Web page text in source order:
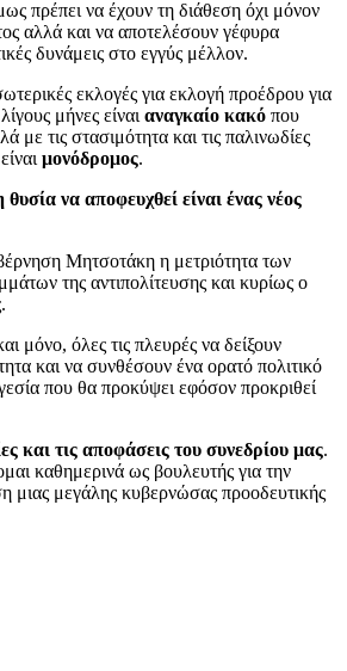
πρέπει να έχουν τη διάθεση όχι μόνον
αλλά και να αποτελέσουν γέφυρα
δυνάμεις στο εγγύς μέλλον.
εκλογές για εκλογή προέδρου για
μήνες είναι αναγκαίο κακό που
με τις στασιμότητα και τις παλινωδίες
μονόδρομος.
να αποφευχθεί είναι ένας νέος
Μητσοτάκη η μετριότητα των
της αντιπολίτευσης και κυρίως ο
μόνο, όλες τις πλευρές να δείξουν
και να συνθέσουν ένα ορατό πολιτικό
που θα προκύψει εφόσον προκριθεί
και τις αποφάσεις του συνεδρίου μας.
καθημερινά ως βουλευτής για την
μιας μεγάλης κυβερνώσας προοδευτικής